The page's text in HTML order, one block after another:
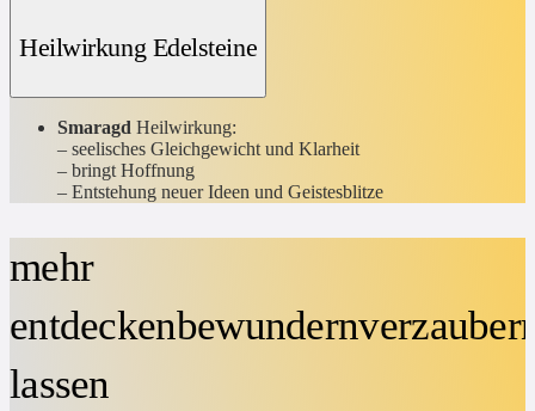
Heilwirkung Edelsteine
Smaragd Heilwirkung:
– seelisches Gleichgewicht und Klarheit
– bringt Hoffnung
– Entstehung neuer Ideen und Geistesblitze
mehr
entdeckenbewundern
lassen